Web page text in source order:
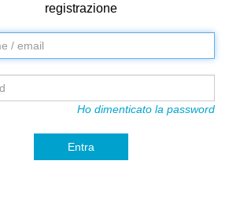
registrazione
Ho dimenticato la password
Entra